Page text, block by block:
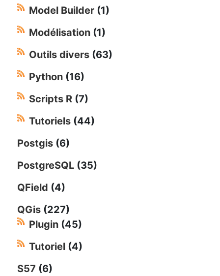
Model Builder (1)
Modélisation (1)
Outils divers (63)
Python (16)
Scripts R (7)
Tutoriels (44)
Postgis (6)
PostgreSQL (35)
QField (4)
QGis (227)
Plugin (45)
Tutoriel (4)
S57 (6)